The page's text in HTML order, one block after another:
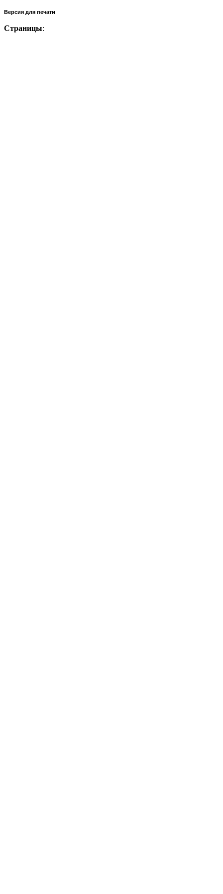
Версия для печати
Страницы: